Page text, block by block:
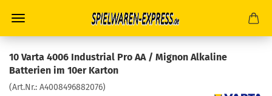
10 Varta 4006 Industrial Pro AA / Mignon Alkaline
Batterien im 10er Karton
(Art.Nr.: A4008496882076)